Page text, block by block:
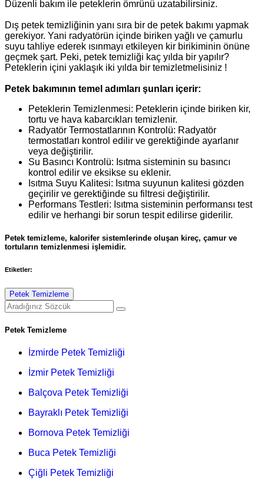
Düzenli bakım ile peteklerin ömrünü uzatabilirsiniz.
Dış petek temizliğinin yanı sıra bir de petek bakımı yapmak
gerekiyor. Yani radyatörün içinde biriken yağlı ve çamurlu
suyu tahliye ederek ısınmayı etkileyen kir birikiminin önüne
geçmek şart. Peki, petek temizliği kaç yılda bir yapılır?
Peteklerin içini yaklaşık iki yılda bir temizletmelisiniz !
Petek bakımının temel adımları şunları içerir:
Peteklerin Temizlenmesi: Peteklerin içinde biriken kir,
tortu ve hava kabarcıkları temizlenir.
Radyatör Termostatlarının Kontrolü: Radyatör
termostatları kontrol edilir ve gerektiğinde ayarlanır
veya değiştirilir.
Su Basıncı Kontrolü: Isıtma sisteminin su basıncı
kontrol edilir ve eksikse su eklenir.
Isıtma Suyu Kalitesi: Isıtma suyunun kalitesi gözden
geçirilir ve gerektiğinde su filtresi değiştirilir.
Performans Testleri: Isıtma sisteminin performansı test
edilir ve herhangi bir sorun tespit edilirse giderilir.
Petek temizleme, kalorifer sistemlerinde oluşan kireç, çamur ve
tortuların temizlenmesi işlemidir.
Etiketler:
Petek Temizleme
Petek Temizleme
İzmirde Petek Temizliği
İzmir Petek Temizliği
Balçova Petek Temizliği
Bayraklı Petek Temizliği
Bornova Petek Temizliği
Buca Petek Temizliği
Çiğli Petek Temizliği